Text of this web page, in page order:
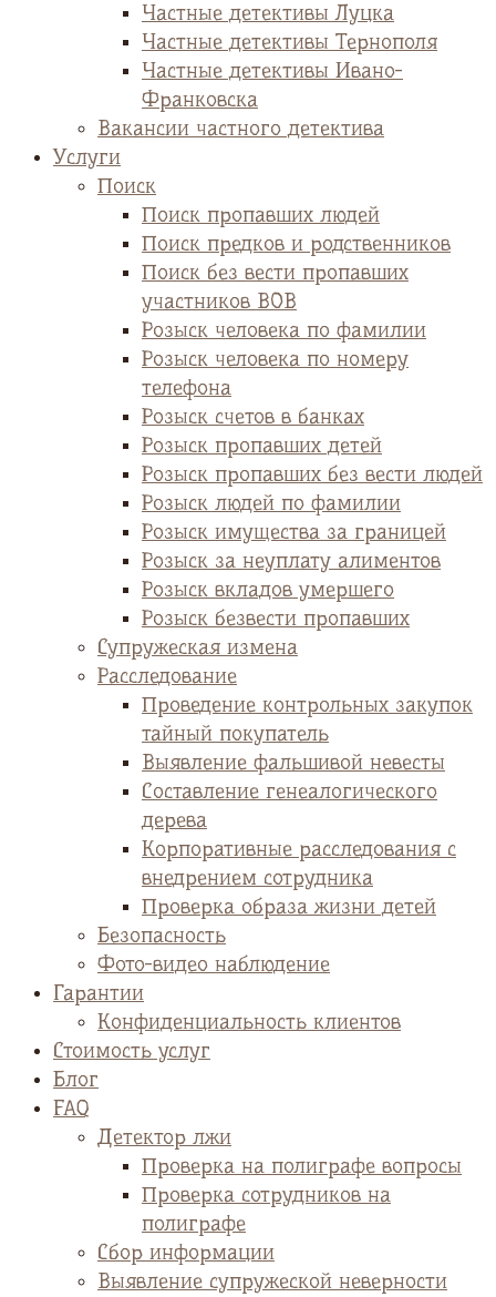
Частные детективы Луцка
Частные детективы Тернополя
Частные детективы Ивано-
Франковска
Вакансии частного детектива
Услуги
Поиск
Поиск пропавших людей
Поиск предков и родственников
Поиск без вести пропавших
участников ВОВ
Розыск человека по фамилии
Розыск человека по номеру
телефона
Розыск счетов в банках
Розыск пропавших детей
Розыск пропавших без вести людей
Розыск людей по фамилии
Розыск имущества за границей
Розыск за неуплату алиментов
Розыск вкладов умершего
Розыск безвести пропавших
Супружеская измена
Расследование
Проведение контрольных закупок
тайный покупатель
Выявление фальшивой невесты
Cоставление генеалогического
дерева
Корпоративные расследования с
внедрением сотрудника
Проверка образа жизни детей
Безопасность
Фото-видео наблюдение
Гарантии
Конфиденциальность клиентов
Стоимость услуг
Блог
FAQ
Детектор лжи
Проверка на полиграфе вопросы
Проверка сотрудников на
полиграфе
Сбор информации
Выявление супружеской неверности